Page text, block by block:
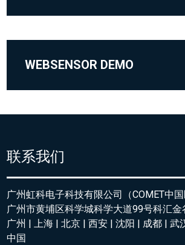
WEBSENSOR DEMO
联系我们
广州虹科电子科技有限公司（COMET中国
广州市黄埔区科学城科学大道99号科汇
广州 | 上海 | 北京 | 西安 | 沈阳 | 成都 | 武
中国